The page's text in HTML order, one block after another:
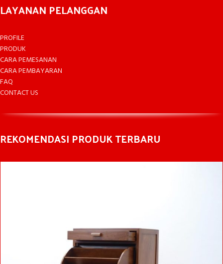
LAYANAN PELANGGAN
PROFILE
PRODUK
CARA PEMESANAN
CARA PEMBAYARAN
FAQ
CONTACT US
REKOMENDASI PRODUK TERBARU